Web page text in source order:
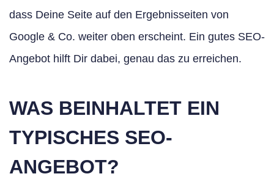
dass Deine Seite auf den Ergebnisseiten von
Google & Co. weiter oben erscheint. Ein gutes SEO-
Angebot hilft Dir dabei, genau das zu erreichen.
WAS BEINHALTET EIN
TYPISCHES SEO-
ANGEBOT?